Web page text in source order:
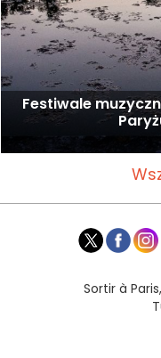
Festiwale
Sortir à